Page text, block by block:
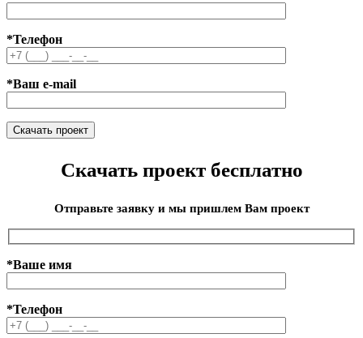
*Телефон
*Ваш e-mail
Скачать проект бесплатно
Отправьте заявку и мы пришлем Вам проект
*Ваше имя
*Телефон